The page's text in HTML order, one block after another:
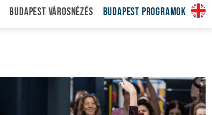
Budapest városnézés Budapest programok